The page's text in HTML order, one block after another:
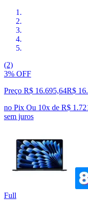
(2)
3% OFF
Preço R$ 16.695,64R$
no Pix Ou 10x de R$
sem juros
Full